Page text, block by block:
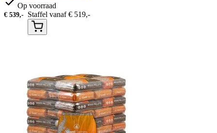
Op voorraad
€ 539,- Staffel vanaf€ 519,-